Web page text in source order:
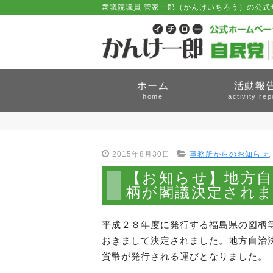
衆議院議員 菅家一郎（かんけいちろう）の公
ホーム
home
活動報
activity
2015年8月30日 事務所からのお知らせ,
【お知らせ】地方
柄が閣議決定され
平成２８年度に発行する福島県の図
おきまして決定されました。地方自
貨幣が発行される運びとなりました。